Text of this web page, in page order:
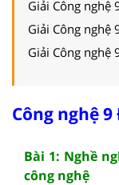
Giải Công
Giải Công nghệ
Giải Công nghệ
Công nghệ
Bài 1: Nghề
công nghệ